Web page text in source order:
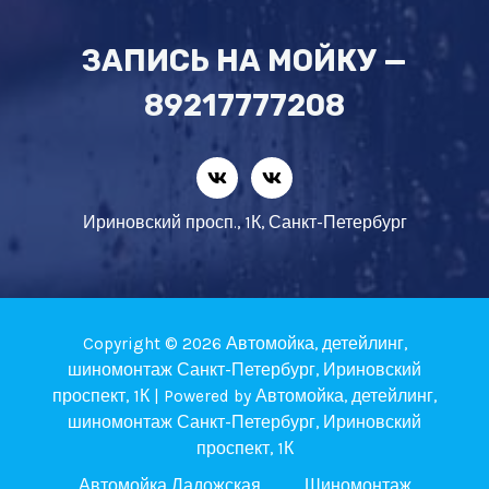
ЗАПИСЬ НА МОЙКУ —
89217777208
Ириновский просп., 1К, Санкт-Петербург
Copyright © 2026 Автомойка, детейлинг,
шиномонтаж Санкт-Петербург, Ириновский
проспект, 1К | Powered by Автомойка, детейлинг,
шиномонтаж Санкт-Петербург, Ириновский
проспект, 1К